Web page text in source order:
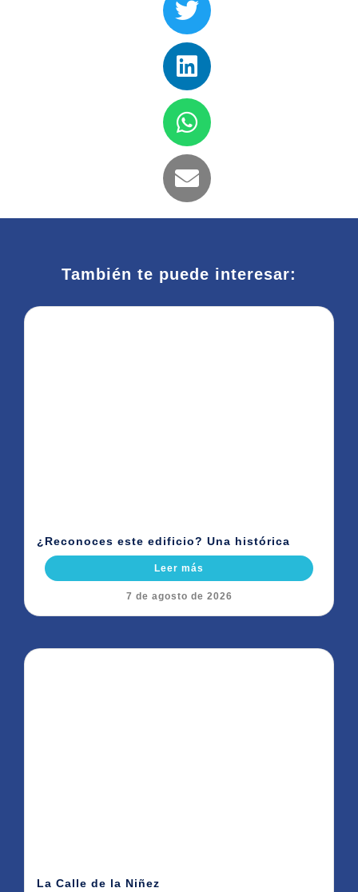
También te puede interesar:
¿Reconoces este edificio? Una histórica
Leer más
7 de agosto de 2026
La Calle de la Niñez